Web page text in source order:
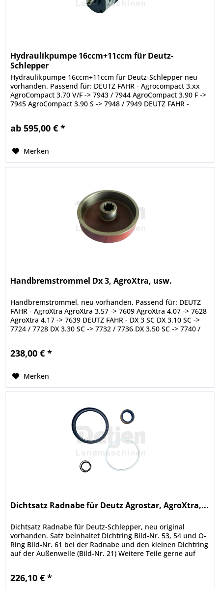
Hydraulikpumpe 16ccm+11ccm für Deutz-
Schlepper
Hydraulikpumpe 16ccm+11ccm für Deutz-Schlepper neu
vorhanden. Passend für: DEUTZ FAHR - Agrocompact 3.xx
AgroCompact 3.70 V/F -> 7943 / 7944 AgroCompact 3.90 F ->
7945 AgroCompact 3.90 S -> 7948 / 7949 DEUTZ FAHR -
ab 595,00 € *
Merken
Handbremstrommel Dx 3, AgroXtra, usw.
Handbremstrommel, neu vorhanden. Passend für: DEUTZ
FAHR - AgroXtra AgroXtra 3.57 -> 7609 AgroXtra 4.07 -> 7628
AgroXtra 4.17 -> 7639 DEUTZ FAHR - DX 3 SC DX 3.10 SC ->
7724 / 7728 DX 3.30 SC -> 7732 / 7736 DX 3.50 SC -> 7740 /
238,00 € *
Merken
Dichtsatz Radnabe für Deutz Agrostar, AgroXtra,...
Dichtsatz Radnabe für Deutz-Schlepper, neu original
vorhanden. Satz beinhaltet Dichtring Bild-Nr. 53, 54 und O-
Ring Bild-Nr. 61 bei der Radnabe und den kleinen Dichtring
auf der Außenwelle (Bild-Nr. 21) Weitere Teile gerne auf
226,10 € *